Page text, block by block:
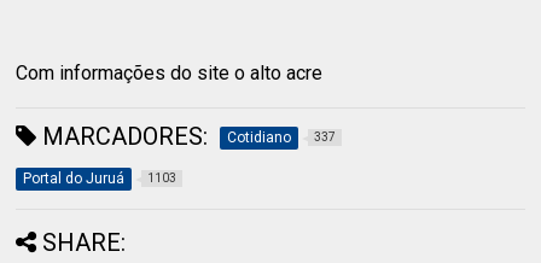
Com informações do site o alto acre
MARCADORES: Cotidiano 337
Portal do Juruá 1103
SHARE: